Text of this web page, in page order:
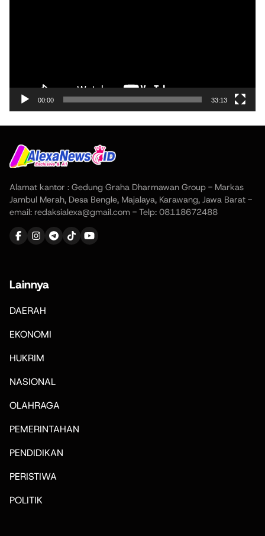
00:00 33:13
Alamat kantor : Gedung Graha Dharmawan Group - Markas
Jambul Merah, Desa Bengle, Majalaya, Karawang, Jawa Barat -
email: redaksialexa@gmail.com - Telp: 08118672488
Lainnya
DAERAH
EKONOMI
HUKRIM
NASIONAL
OLAHRAGA
PEMERINTAHAN
PENDIDIKAN
PERISTIWA
POLITIK